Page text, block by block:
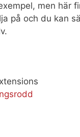
men här
på och du kan